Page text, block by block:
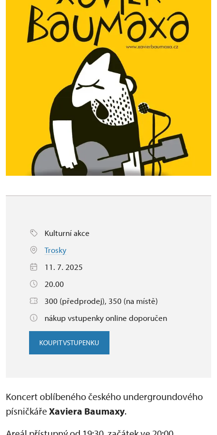
Kulturní akce
Trosky
11. 7. 2025
20.00
300 (předprodej), 350 (na místě)
nákup vstupenky online doporučen
KOUPIT VSTUPENKU
Koncert oblíbeného českého undergroundového
písničkářeXaviera Baumaxy.